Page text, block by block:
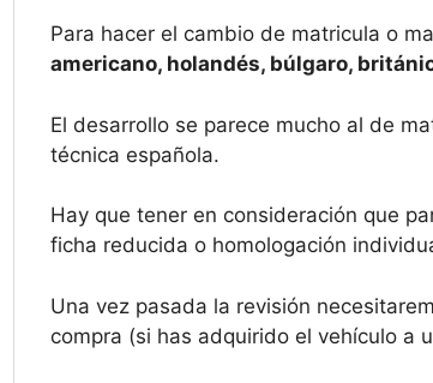
Para hacer el cambio de matricula o
americano, holandés, búlgaro,
El desarrollo se parece mucho al de
técnica española.
Hay que tener en consideración que
ficha reducida o homologación
Una vez pasada la revisión
compra (si has adquirido el vehículo a